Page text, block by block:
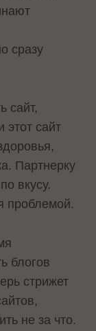
сразу
сайт,
этот сайт
Партнерку
вкусу.
проблемой.
блогов
стрижет
не за что.